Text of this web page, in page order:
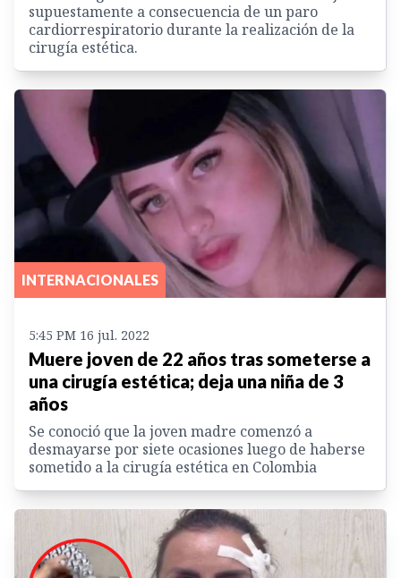
supuestamente a consecuencia de un paro
cardiorrespiratorio durante la realización de la
cirugía estética.
INTERNACIONALES
5:45 PM 16 jul. 2022
Muere joven de 22 años tras someterse a
una cirugía estética; deja una niña de 3
años
Se conoció que la joven madre comenzó a
desmayarse por siete ocasiones luego de haberse
sometido a la cirugía estética en Colombia